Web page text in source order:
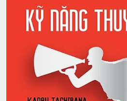
tập miễn phí